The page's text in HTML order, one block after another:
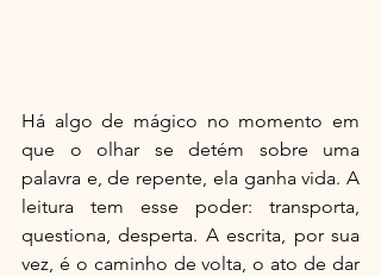
Há algo de mágico no momento em
que o olhar se detém sobre uma
palavra e, de repente, ela ganha vida. A
leitura tem esse poder: transporta,
questiona, desperta. A escrita, por sua
vez, é o caminho de volta, o ato de dar